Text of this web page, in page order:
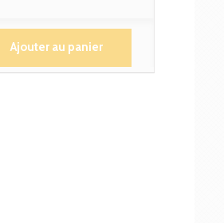
Ajouter au panier